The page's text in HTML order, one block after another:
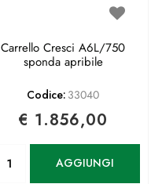
Carrello Cresci A6L/750
sponda apribile
Codice: 33040
€ 1.856,00
AGGIUNGI